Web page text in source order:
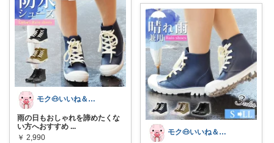
モク🐽いいね＆フォローに感謝💕
雨の日もおしゃれを諦めたくな
い方へおすすめ ...
￥ 2,990
モク🐽いいね＆フォローに感謝💕